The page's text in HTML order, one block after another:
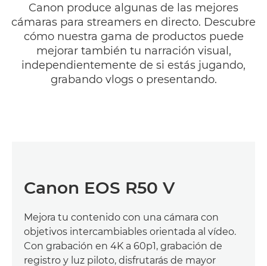
Canon produce algunas de las mejores
cámaras para streamers en directo. Descubre
cómo nuestra gama de productos puede
mejorar también tu narración visual,
independientemente de si estás jugando,
grabando vlogs o presentando.
Canon EOS R50 V
Mejora tu contenido con una cámara con
objetivos intercambiables orientada al vídeo.
Con grabación en 4K a 60p1, grabación de
registro y luz piloto, disfrutarás de mayor